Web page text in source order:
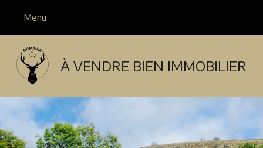
Menu
À VENDRE BIEN IMMOBILIER